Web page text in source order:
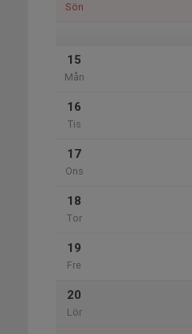
Sön
15
Mån
16
Tis
17
Ons
18
Tor
19
Fre
20
Lör